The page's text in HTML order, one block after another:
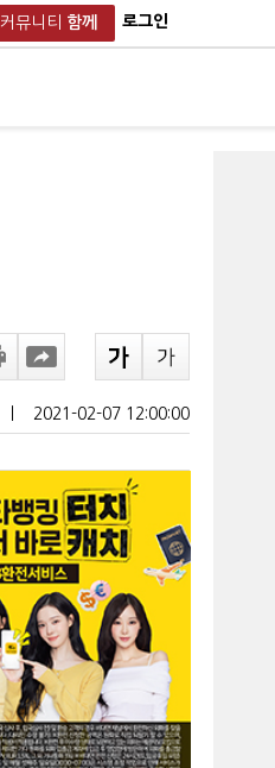
커뮤니티 함께 로그인
2021-02-07 12:00:00